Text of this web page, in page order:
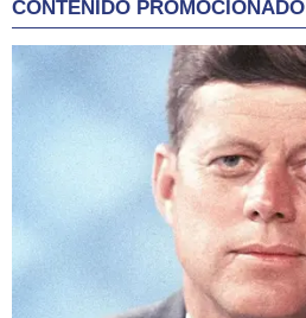
CONTENIDO PROMOCIONADO